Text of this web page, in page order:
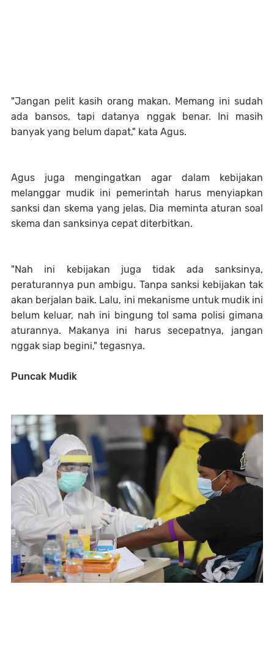
"Jangan pelit kasih orang makan. Memang ini sudah
ada bansos, tapi datanya nggak benar. Ini masih
banyak yang belum dapat," kata Agus.
Agus juga mengingatkan agar dalam kebijakan
melanggar mudik ini pemerintah harus menyiapkan
sanksi dan skema yang jelas. Dia meminta aturan soal
skema dan sanksinya cepat diterbitkan.
"Nah ini kebijakan juga tidak ada sanksinya,
peraturannya pun ambigu. Tanpa sanksi kebijakan tak
akan berjalan baik. Lalu, ini mekanisme untuk mudik ini
belum keluar, nah ini bingung tol sama polisi gimana
aturannya. Makanya ini harus secepatnya, jangan
nggak siap begini," tegasnya.
Puncak Mudik